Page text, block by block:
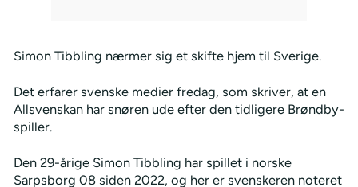
Simon Tibbling nærmer sig et skifte hjem til Sverige.
Det erfarer svenske medier fredag, som skriver, at en
Allsvenskan har snøren ude efter den tidligere Brøndby-
spiller.
Den 29-årige Simon Tibbling har spillet i norske
Sarpsborg 08 siden 2022, og her er svenskeren noteret